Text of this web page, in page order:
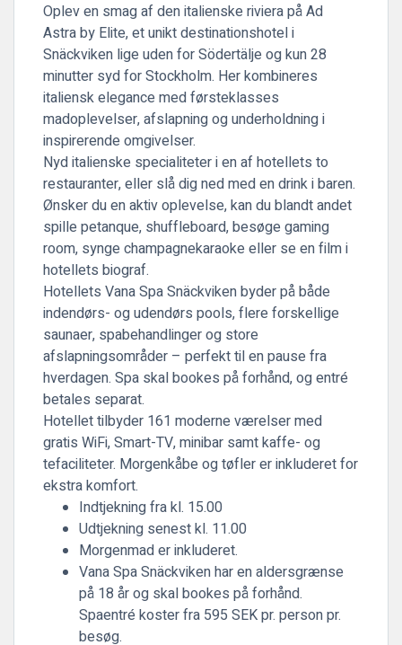
Oplev en smag af den italienske riviera påAd
Astra by Elite, et unikt destinationshotel i
Snäckviken lige uden for Södertälje og kun 28
minutter syd for Stockholm. Her kombineres
italiensk elegance med førsteklasses
madoplevelser, afslapning og underholdning i
inspirerende omgivelser.
Nyd italienske specialiteter i en af hotellets to
restauranter, eller slå dig ned med en drink i baren.
Ønsker du en aktiv oplevelse, kan du blandt andet
spille petanque, shuffleboard, besøge gaming
room, synge champagnekaraoke eller se en film i
hotellets biograf.
Hotellets Vana Spa Snäckvikenbyder på både
indendørs- og udendørs pools, flere forskellige
saunaer, spabehandlinger og store
afslapningsområder – perfekt til en pause fra
hverdagen. Spa skal bookes på forhånd, og entré
betales separat.
Hotellet tilbyder 161 moderne værelser med
gratis WiFi, Smart-TV, minibar samt kaffe- og
tefaciliteter. Morgenkåbe og tøfler er inkluderet for
ekstra komfort.
Indtjekning fra kl. 15.00
Udtjekning senest kl. 11.00
Morgenmad er inkluderet.
Vana Spa Snäckviken har en aldersgrænse
på 18 år og skal bookes på forhånd.
Spaentré koster fra 595 SEK pr. person pr.
besøg.